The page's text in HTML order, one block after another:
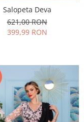
Salopeta Deva
621,00 RON
399,99 RON